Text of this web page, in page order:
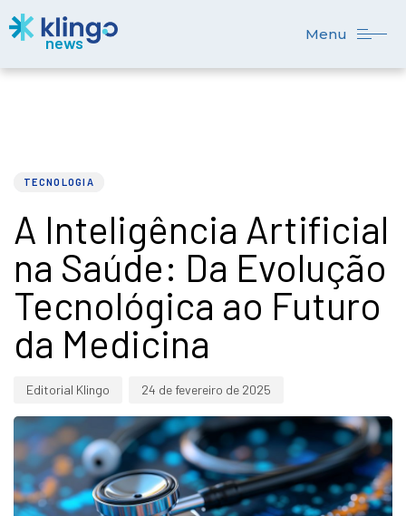
Menu
TECNOLOGIA
A Inteligência Artificial
na Saúde: Da Evolução
Tecnológica ao Futuro
da Medicina
Editorial Klingo 24 de fevereiro de 2025